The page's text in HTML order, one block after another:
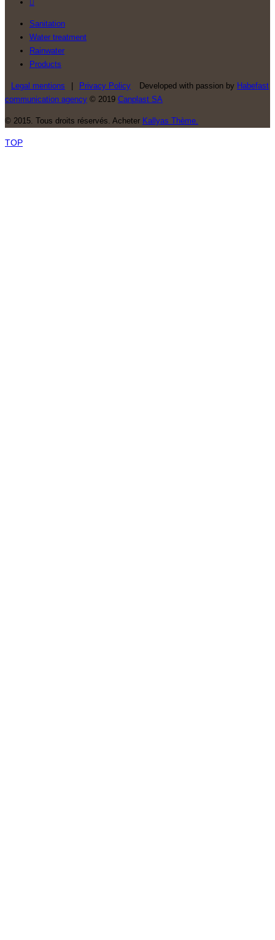
Sanitation
Water treatment
Rainwater
Products
Legal mentions Privacy Policy Developed with passion by Habefast
communication agency © 2019 Canplast SA
© 2015. Tous droits réservés. Acheter Kallyas Thème.
TOP